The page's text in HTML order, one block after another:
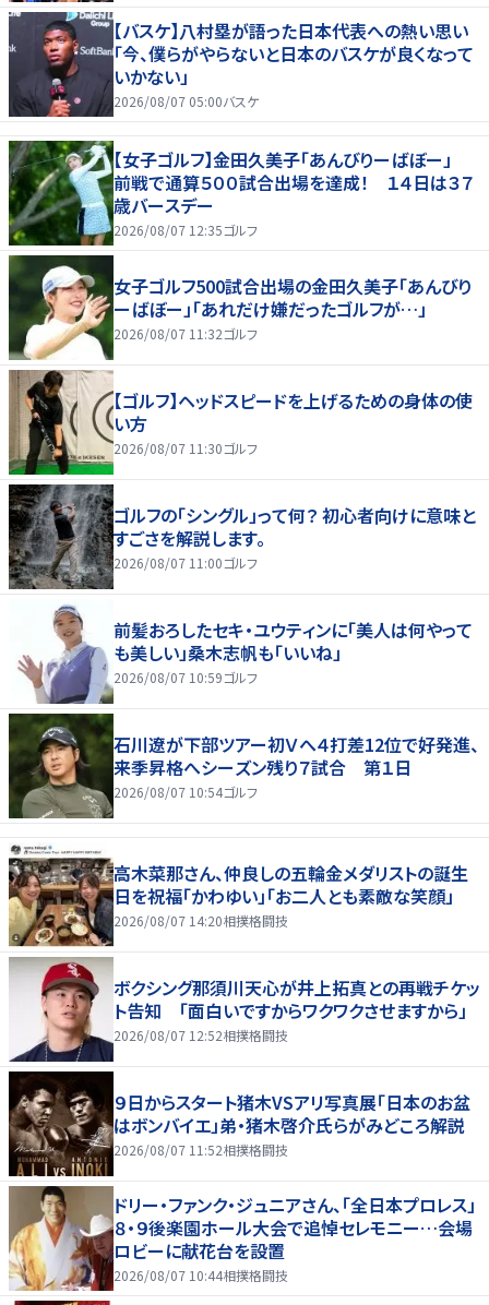
【バスケ】八村塁が語った日本代表への熱い思い
「今、僕らがやらないと日本のバスケが良くなって
いかない」
2026/08/07 05:00バスケ
【女子ゴルフ】金田久美子「あんびりーばぼー」
前戦で通算５００試合出場を達成！ １４日は３７
歳バースデー
2026/08/07 12:35ゴルフ
女子ゴルフ500試合出場の金田久美子「あんびり
ーばぼー」「あれだけ嫌だったゴルフが…」
2026/08/07 11:32ゴルフ
【ゴルフ】ヘッドスピードを上げるための身体の使
い方
2026/08/07 11:30ゴルフ
ゴルフの「シングル」って何？ 初心者向けに意味と
すごさを解説します。
2026/08/07 11:00ゴルフ
前髪おろしたセキ・ユウティンに「美人は何やって
も美しい」桑木志帆も「いいね」
2026/08/07 10:59ゴルフ
石川遼が下部ツアー初Ｖへ４打差12位で好発進、
来季昇格へシーズン残り７試合 第１日
2026/08/07 10:54ゴルフ
高木菜那さん、仲良しの五輪金メダリストの誕生
日を祝福「かわゆい」「お二人とも素敵な笑顔」
2026/08/07 14:20相撲格闘技
ボクシング那須川天心が井上拓真との再戦チケッ
ト告知 「面白いですからワクワクさせますから」
2026/08/07 12:52相撲格闘技
９日からスタート猪木VSアリ写真展「日本のお盆
はボンバイエ」弟・猪木啓介氏らがみどころ解説
2026/08/07 11:52相撲格闘技
ドリー・ファンク・ジュニアさん、「全日本プロレス」
８・９後楽園ホール大会で追悼セレモニー…会場
ロビーに献花台を設置
2026/08/07 10:44相撲格闘技